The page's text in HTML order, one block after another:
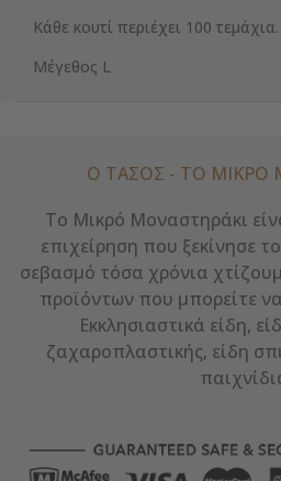
Κάθε κουτί περιέχει 100 τεμάχια.
Μέγεθος L
Ο ΤΑΣΟΣ - ΤΟ ΜΙΚΡΌ
Το Μικρό Μοναστηράκι
επιχείρηση που ξεκίνησε
σεβασμό τόσα χρόνια
προϊόντων που μπορείτε
Εκκλησιαστικά είδη,
ζαχαροπλαστικής, είδη